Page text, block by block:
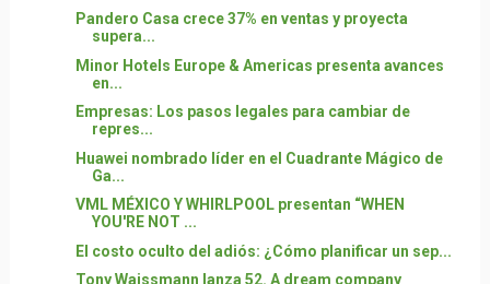
Pandero Casa crece 37% en ventas y proyecta
supera...
Minor Hotels Europe & Americas presenta avances
en...
Empresas: Los pasos legales para cambiar de
repres...
Huawei nombrado líder en el Cuadrante Mágico de
Ga...
VML MÉXICO Y WHIRLPOOL presentan “WHEN
YOU'RE NOT ...
El costo oculto del adiós: ¿Cómo planificar un sep...
Tony Waissmann lanza 52. A dream company